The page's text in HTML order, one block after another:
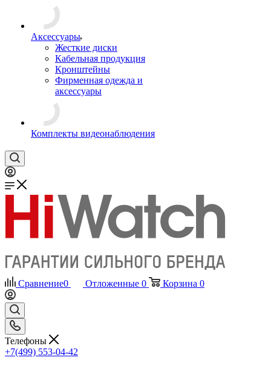
Аксессуары
Жесткие диски
Кабельная продукция
Кронштейны
Фирменная одежда и
аксессуары
Комплекты видеонаблюдения
Сравнение0 Отложенные 0 Корзина 0
Телефоны
+7(499) 553-04-42